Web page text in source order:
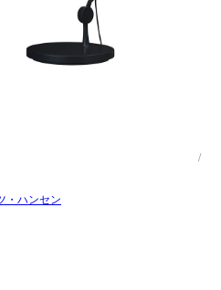
/
・ハンセン